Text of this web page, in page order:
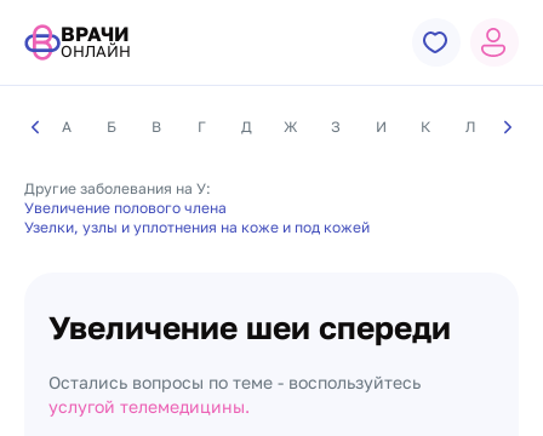
ВРАЧИ
ОНЛАЙН
А Б В Г Д Ж З И К Л М
Другие заболевания на У:
Увеличение полового члена
Узелки, узлы и уплотнения на коже и под кожей
Увеличение шеи спереди
Остались вопросы по теме - воспользуйтесь
услугой телемедицины.